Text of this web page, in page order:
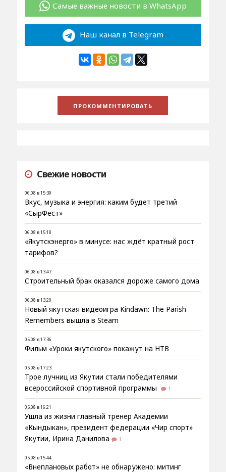
Самые важные новости в WhatsApp
Наш канал в Telegram
Свежие новости
06.08 в 15:39
Вкус, музыка и энергия: каким будет третий
«СырФест»
06.08 в 15:18
«Якутскэнерго» в минусе: нас ждёт кратный рост
тарифов?
06.08 в 13:47
Строительный брак оказался дороже самого дома
06.08 в 13:20
Новый якутская видеоигра Kindawn: The Parish
Remembers вышла в Steam
05.08 в 17:36
Фильм «Уроки якутского» покажут на НТВ
05.08 в 17:23
Трое лучниц из Якутии стали победителями
всероссийской спортивной программы
1
05.08 в 16:21
Ушла из жизни главный тренер Академии
«Кындыкан», президент федерации «Чир спорт»
Якутии, Ирина Данилова
1
05.08 в 15:44
«Внеплановых работ» не обнаружено: митинг